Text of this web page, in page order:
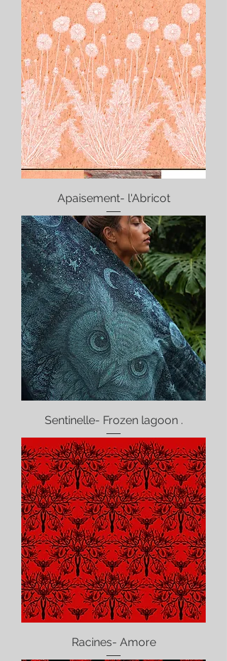
Apaisement- l'Abricot
Sentinelle- Frozen lagoon .
Racines- Amore